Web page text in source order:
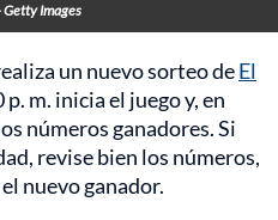
Getty Images
un nuevo sorteo deEl
p. m. inicia el juego y, en
números ganadores. Si
revise bien los números,
nuevo ganador.